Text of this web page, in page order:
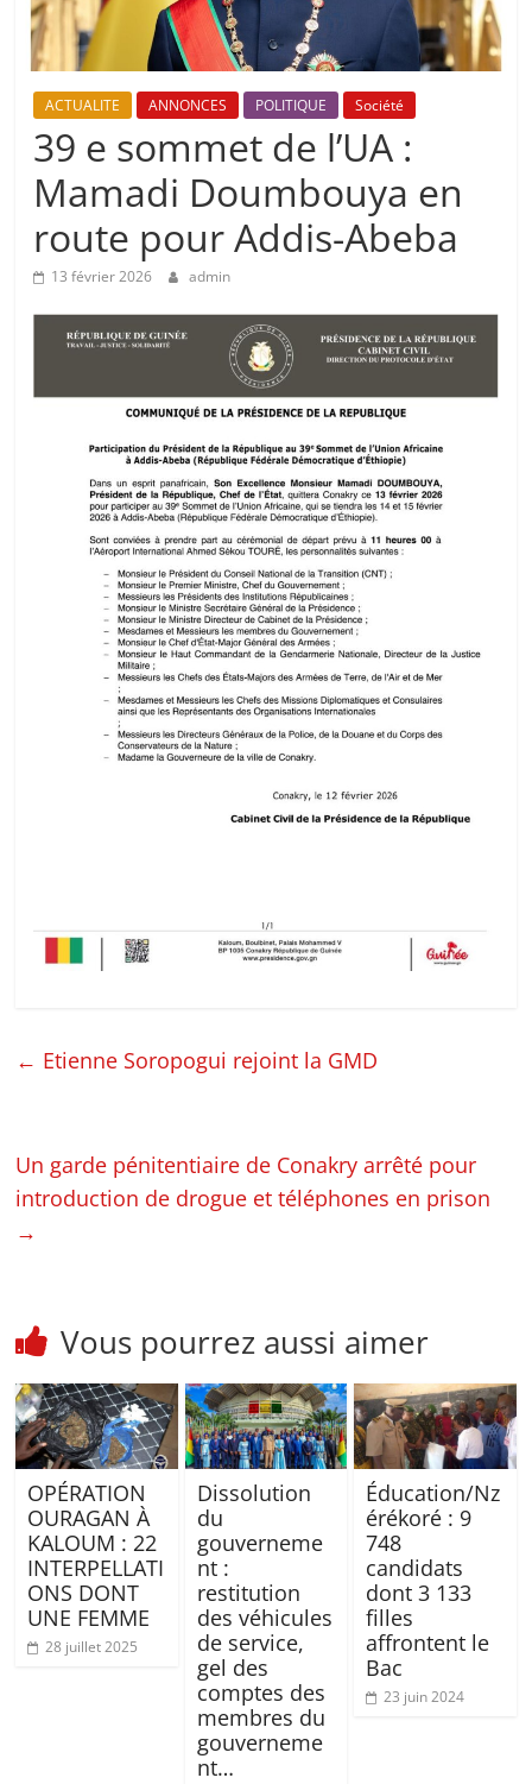
ACTUALITE ANNONCES POLITIQUE Société
39 e sommet de l’UA :
Mamadi Doumbouya en
route pour Addis-Abeba
13 février 2026 admin
← Etienne Soropogui rejoint la GMD
Un garde pénitentiaire de Conakry arrêté pour
introduction de drogue et téléphones en prison
→
Vous pourrez aussi aimer
OPÉRATION
OURAGAN À
KALOUM : 22
INTERPELLATI
ONS DONT
UNE FEMME
28 juillet 2025
Dissolution
du
gouverneme
nt :
restitution
des véhicules
de service,
gel des
comptes des
membres du
gouverneme
nt…
Éducation/Nz
érékoré : 9
748
candidats
dont 3 133
filles
affrontent le
Bac
23 juin 2024